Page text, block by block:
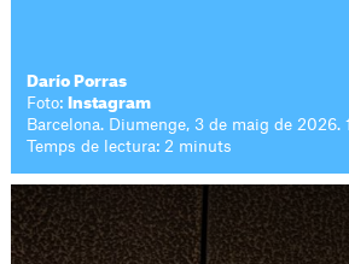
Darío Porras
Foto:
Instagram
Barcelona. Diumenge, 3 de maig de 2026.
Temps de lectura: 2 minuts